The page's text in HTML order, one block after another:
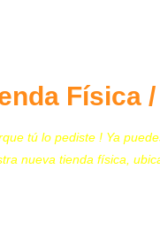
Física
tú lo pediste ! Ya
nueva tienda física,